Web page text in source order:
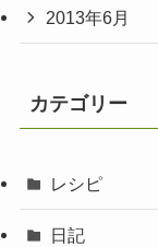
2013年6月
カテゴリー
レシピ
日記